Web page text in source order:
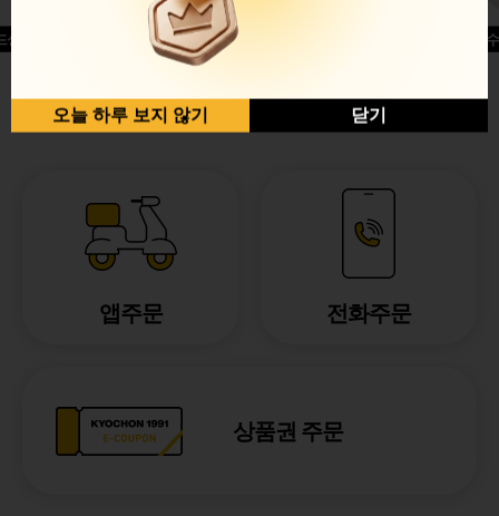
글윙
반반순살[레드+허니]
허니옥
앱주문 전화주문
상품권 주문
오늘 하루 보지 않기 닫기